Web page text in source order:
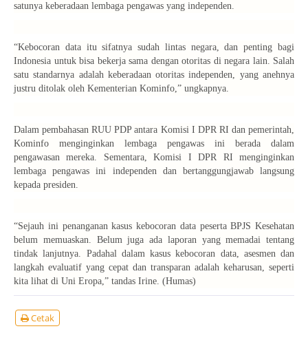
satunya keberadaan lembaga pengawas yang independen.
“Kebocoran data itu sifatnya sudah lintas negara, dan penting bagi
Indonesia untuk bisa bekerja sama dengan otoritas di negara lain. Salah
satu standarnya adalah keberadaan otoritas independen, yang anehnya
justru ditolak oleh Kementerian Kominfo,” ungkapnya.
Dalam pembahasan RUU PDP antara Komisi I DPR RI dan pemerintah,
Kominfo menginginkan lembaga pengawas ini berada dalam
pengawasan mereka. Sementara, Komisi I DPR RI menginginkan
lembaga pengawas ini independen dan bertanggungjawab langsung
kepada presiden.
“Sejauh ini penanganan kasus kebocoran data peserta BPJS Kesehatan
belum memuaskan. Belum juga ada laporan yang memadai tentang
tindak lanjutnya. Padahal dalam kasus kebocoran data, asesmen dan
langkah evaluatif yang cepat dan transparan adalah keharusan, seperti
kita lihat di Uni Eropa,” tandas Irine. (Humas)
Cetak